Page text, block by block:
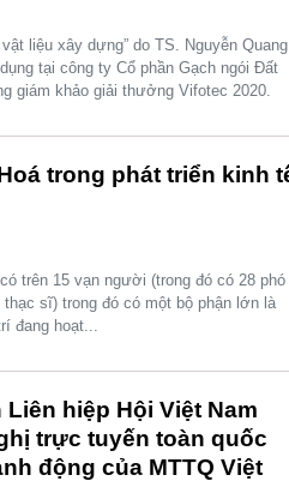
liệu xây dựng” do TS. Nguyễn Quang
tại công ty Cổ phần Gạch ngói Đất
giám khảo giải thưởng Vifotec 2020.
trong phát triển kinh
trên 15 vạn người (trong đó có 28 phó
sĩ) trong đó có một bộ phận lớn là
đang hoạt...
hiệp Hội Việt Nam
trực tuyến toàn quốc
động của MTTQ Việt